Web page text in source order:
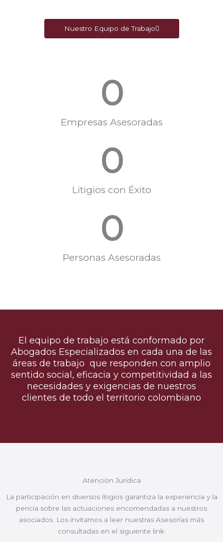
Nuestro Equipo de Trabajo
Empresas Asesoradas
0
Litigios con Éxito
0
Personas Asesoradas
0
El equipo de trabajo está conformado por
Abogados Especializados en cada una de las
áreas de trabajo que responden con amplio
sentido social, eficacia y competitividad a las
necesidades y exigencias de nuestros
clientes de todo el territorio colombiano
Atención Jurídica
La participación en diversos litigios garantiza la experiencia y la
pericia sobre las actuaciones encomendadas a nuestros
asociados. Los invitamos a leer nuestras Asesorías más
consultadas en el siguiente link: